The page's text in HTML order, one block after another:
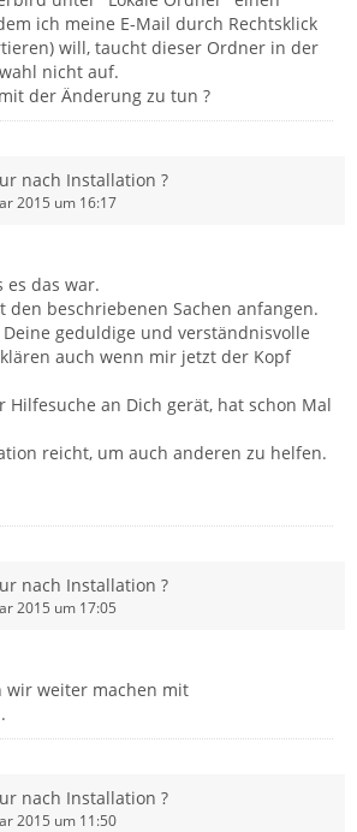
ich meine E-Mail durch Rechtsklick
will, taucht dieser Ordner in der
nicht auf.
der Änderung zu tun ?
nach Installation ?
2015 um 16:17
es das war.
den beschriebenen Sachen anfangen.
Deine geduldige und verständnisvolle
auch wenn mir jetzt der Kopf
Hilfesuche an Dich gerät, hat schon Mal
reicht, um auch anderen zu helfen.
nach Installation ?
2015 um 17:05
wir weiter machen mit
nach Installation ?
2015 um 11:50